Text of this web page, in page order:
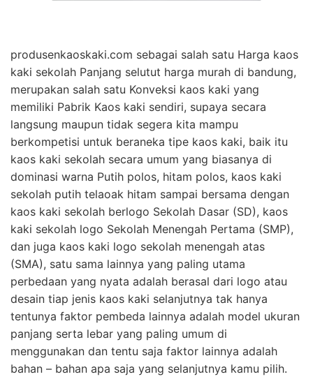
produsenkaoskaki.com sebagai salah satu Harga kaos
kaki sekolah Panjang selutut harga murah di bandung,
merupakan salah satu Konveksi kaos kaki yang
memiliki Pabrik Kaos kaki sendiri, supaya secara
langsung maupun tidak segera kita mampu
berkompetisi untuk beraneka tipe kaos kaki, baik itu
kaos kaki sekolah secara umum yang biasanya di
dominasi warna Putih polos, hitam polos, kaos kaki
sekolah putih telaoak hitam sampai bersama dengan
kaos kaki sekolah berlogo Sekolah Dasar (SD), kaos
kaki sekolah logo Sekolah Menengah Pertama (SMP),
dan juga kaos kaki logo sekolah menengah atas
(SMA), satu sama lainnya yang paling utama
perbedaan yang nyata adalah berasal dari logo atau
desain tiap jenis kaos kaki selanjutnya tak hanya
tentunya faktor pembeda lainnya adalah model ukuran
panjang serta lebar yang paling umum di
menggunakan dan tentu saja faktor lainnya adalah
bahan – bahan apa saja yang selanjutnya kamu pilih.